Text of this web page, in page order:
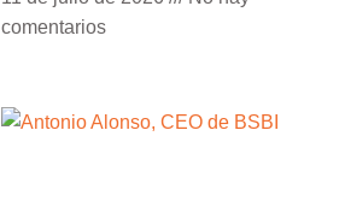
comentarios